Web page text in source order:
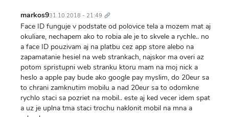
markos931.10.2018 - 21:49 odkaz
Face ID funguje v podstate od polovice tela a mozem mat aj
okuliare, nechapem ako to robia ale je to skvele a rychle.. no
a face ID pouzivam aj na platbu cez app store alebo na
zapamatanie hesiel na web strankach, najskor ma overi az
potom spristupni web stranku ktoru mam na moj nick a
heslo a apple pay bude ako google pay myslim, do 20eur sa
to chrani zamknutim mobilu a nad 20eur sa to odomkne
rychlo staci sa pozriet na mobil.. este aj ked vecer idem spat
a uz je uplna tma staci trochu naklonit mobil na mna a